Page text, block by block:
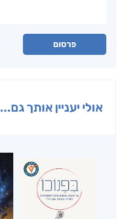
פרסום
אולי יעניין אותך גם...